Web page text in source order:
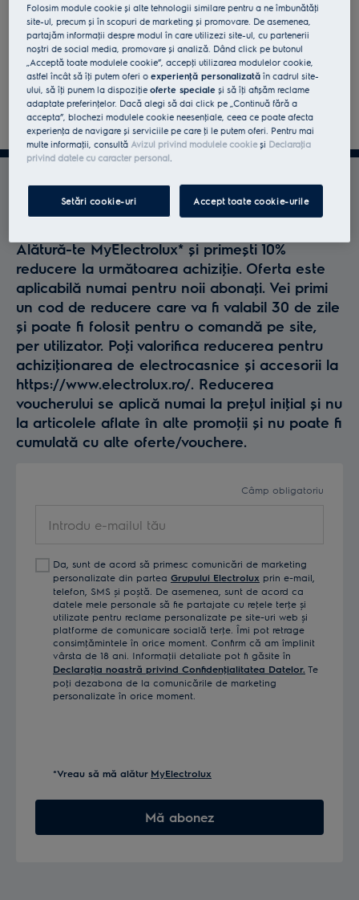
Profită la maxim de
Electrolux
Alătură-te MyElectrolux* și primești 10%
reducere la următoarea achiziţie. Oferta este
aplicabilă numai pentru noii abonaţi. Vei primi
un cod de reducere care va fi valabil 30 de zile
și poate fi folosit pentru o comandă pe site,
per utilizator. Poţi valorifica reducerea pentru
achiziţionarea de electrocasnice și accesorii la
https://www.electrolux.ro/. Reducerea
voucherului se aplică numai la preţul iniţial și nu
la articolele aflate în alte promoţii și nu poate fi
cumulată cu alte oferte/vouchere.
Câmp obligatoriu
Da, sunt de acord să primesc comunicări de marketing
personalizate din partea Grupului Electrolux prin e-mail,
telefon, SMS și poștă. De asemenea, sunt de acord ca
datele mele personale să fie partajate cu reţele terţe și
utilizate pentru reclame personalizate pe site-uri web și
platforme de comunicare socială terţe. Îmi pot retrage
consimţămintele în orice moment. Confirm că am împlinit
vârsta de 18 ani. Informaţii detaliate pot fi găsite în
Declaraţia noastră privind Confidenţialitatea Datelor. Te
poţi dezabona de la comunicările de marketing
personalizate în orice moment.
*Vreau să mă alătur MyElectrolux
Mă abonez
Folosim module cookie și alte tehnologii similare pentru a ne îmbunătăţi
site-ul, precum și în scopuri de marketing și promovare. De asemenea,
partajăm informaţii despre modul în care utilizezi site-ul, cu partenerii
noștri de social media, promovare și analiză. Dând click pe butonul
„Acceptă toate modulele cookie”, accepţi utilizarea modulelor cookie,
astfel încât să îţi putem oferi oexperienţă personalizată în cadrul site-
ului, să îţi punem la dispoziţieoferte speciale și să îţi afișăm reclame
adaptate preferinţelor. Dacă alegi să dai click pe „Continuă fără a
accepta”, blochezi modulele cookie neesenţiale, ceea ce poate afecta
experienţa de navigare și serviciile pe care ţi le putem oferi. Pentru mai
multe informaţii, consultă Avizul privind modulele cookieși Declaraţia
privind datele cu caracter personal.
Setări cookie-uri Accept toate cookie-urile